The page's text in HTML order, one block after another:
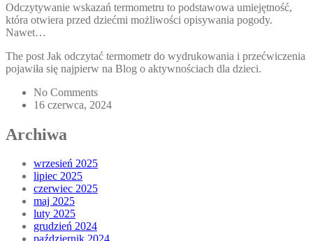
Odczytywanie wskazań termometru to podstawowa umiejętność,
która otwiera przed dziećmi możliwości opisywania pogody.
Nawet…
The post Jak odczytać termometr do wydrukowania i przećwiczenia
pojawiła się najpierw na Blog o aktywnościach dla dzieci.
No Comments
16 czerwca, 2024
Archiwa
wrzesień 2025
lipiec 2025
czerwiec 2025
maj 2025
luty 2025
grudzień 2024